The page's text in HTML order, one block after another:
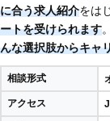
に合う求人紹介をは
ートを受けられます
んな選択肢からキャ
相談形式
アクセス